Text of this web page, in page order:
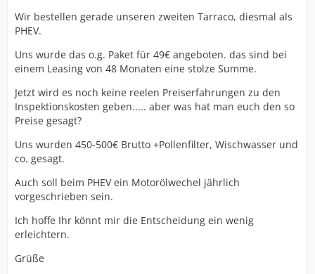
Wir bestellen gerade unseren zweiten Tarraco, diesmal als
PHEV.
Uns wurde das o.g. Paket für 49€ angeboten. das sind bei
einem Leasing von 48 Monaten eine stolze Summe.
Jetzt wird es noch keine reelen Preiserfahrungen zu den
Inspektionskosten geben..... aber was hat man euch den so
Preise gesagt?
Uns wurden 450-500€ Brutto +Pollenfilter, Wischwasser und
co. gesagt.
Auch soll beim PHEV ein Motorölwechel jährlich
vorgeschrieben sein.
Ich hoffe Ihr könnt mir die Entscheidung ein wenig
erleichtern.
Grüße